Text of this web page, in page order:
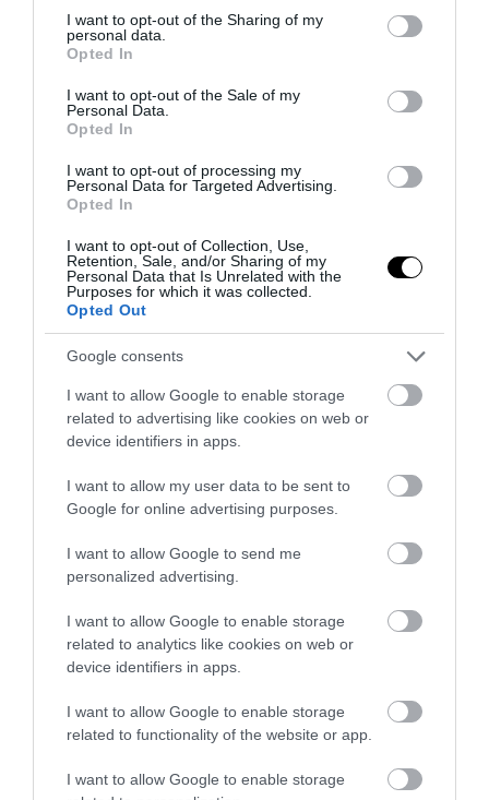
not limited to your visit or usage behaviour. You may click to
grant or deny consent to Google and its third-party tags to
use your data for below specified purposes in below Google
consent section.
I want to opt-out of the Sharing of my
personal data.
Opted In
I want to opt-out of the Sale of my
Personal Data.
Opted In
I want to opt-out of processing my
Personal Data for Targeted Advertising.
Opted In
I want to opt-out of Collection, Use,
Retention, Sale, and/or Sharing of my
Personal Data that Is Unrelated with the
Purposes for which it was collected.
Opted Out
Google consents
I want to allow Google to enable storage
related to advertising like cookies on web or
device identifiers in apps.
I want to allow my user data to be sent to
Google for online advertising purposes.
I want to allow Google to send me
personalized advertising.
I want to allow Google to enable storage
related to analytics like cookies on web or
device identifiers in apps.
I want to allow Google to enable storage
related to functionality of the website or app.
I want to allow Google to enable storage
CELEBRITIES 13:46
Ι.Τούνη: Η αδημοσίευτη φωτογραφία με τον
σύντροφό της από την αρχή της σχέσης τους
Αυτό το γνωρίζατε; – Πότε και πού τοποθετήθηκε
το πρώτο φανάρι στους ελληνικούς δρόμους
Χανιά: 64χρονος έχασε τη ζωή του σε πισίνα
ξενοδοχείου – Συνελήφθη ο ιδιοκτήτης
ygeiamasnews.gr
Τηγανητά αυγά χωρίς πολλές θερμίδες: Τα λάθη
που αυξάνουν το λάδι και οι λύσεις
ΑΣΤΡΑ & ΖΩΔΙΑ
ερωτικές αλλαγές μέχρι το τέλος του καλοκαιριού
ΠΑΡΑΣΚΗΝΙΟ 13:36
ΟΑΚΑ: Δώδεκα συλλήψεις οπαδών πριν από τον
GOOD LIFE 13:30
Ο γρίφος με τον βαρκάρη και το πρόβατο που έχει
«τρελάνει» το διαδίκτυο – Μπορείτε να τον
λύσετε;
ΔΙΑΤΡΟΦΗ 13:29
ΔΕΙΤΕ ΟΛΑ ΤΑ ΝΕΑ